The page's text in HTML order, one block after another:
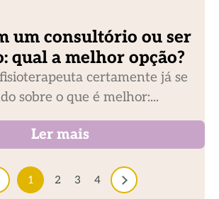
um consultório ou ser
qual a melhor opção?
certamente já se
sobre o que é melhor:...
Ler mais
1 2 3 4